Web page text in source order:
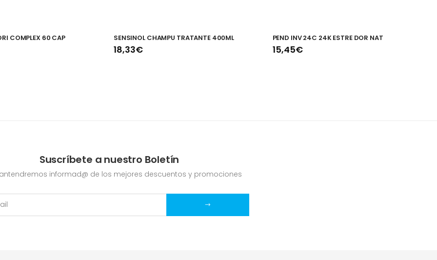
COMPLEX 60 CAP SENSINOL CHAMPU TRATANTE 400ML
18,33€
PEND INV 24C 24K ESTRE DOR NAT
15,45€
Suscríbete a nuestro Boletín
informad@ de los mejores descuentos y promociones